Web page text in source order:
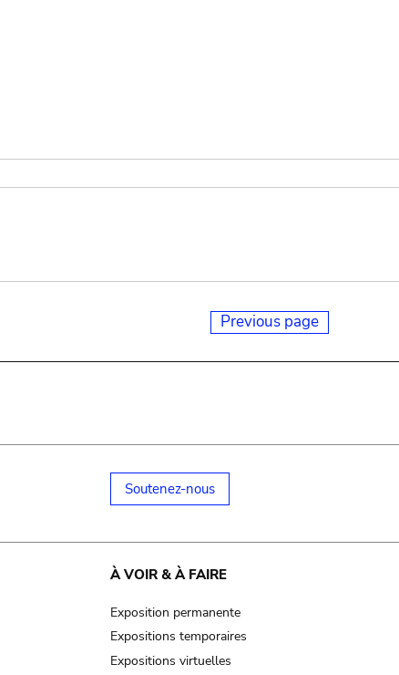
Previous page
Soutenez-nous
À VOIR & À FAIRE
Exposition permanente
Expositions temporaires
Expositions virtuelles